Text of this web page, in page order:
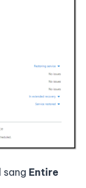
sang Entire